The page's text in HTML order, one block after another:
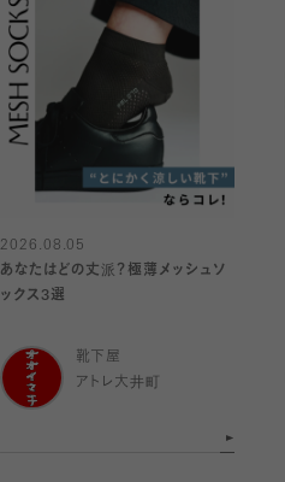
2026.08.05
あなたはどの丈派？極薄メッシュソ
ックス3選
靴下屋
アトレ大井町